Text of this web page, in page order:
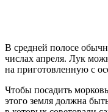
В средней полосе
числах апреля. Лук
на приготовленную с
Чтобы посадить
этого земля должна